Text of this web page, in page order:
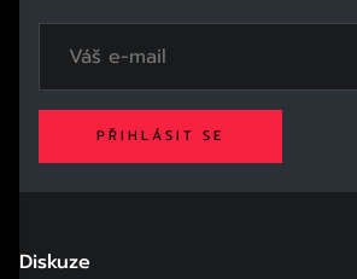
PŘIHLÁSIT SE
Diskuze